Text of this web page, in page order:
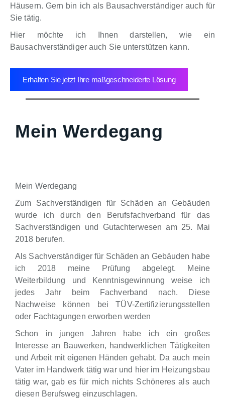
Häusern. Gern bin ich als Bausachverständiger auch für
Sie tätig.
Hier möchte ich Ihnen darstellen, wie ein
Bausachverständiger auch Sie unterstützen kann.
Erhalten Sie jetzt Ihre maßgeschneiderte Lösung
Mein Werdegang
Mein Werdegang
Zum Sachverständigen für Schäden an Gebäuden
wurde ich durch den Berufsfachverband für das
Sachverständigen und Gutachterwesen am 25. Mai
2018 berufen.
Als Sachverständiger für Schäden an Gebäuden habe
ich 2018 meine Prüfung abgelegt. Meine
Weiterbildung und Kenntnisgewinnung weise ich
jedes Jahr beim Fachverband nach. Diese
Nachweise können bei TÜV-Zertifizierungsstellen
oder Fachtagungen erworben werden
Schon in jungen Jahren habe ich ein großes
Interesse an Bauwerken, handwerklichen Tätigkeiten
und Arbeit mit eigenen Händen gehabt. Da auch mein
Vater im Handwerk tätig war und hier im Heizungsbau
tätig war, gab es für mich nichts Schöneres als auch
diesen Berufsweg einzuschlagen.